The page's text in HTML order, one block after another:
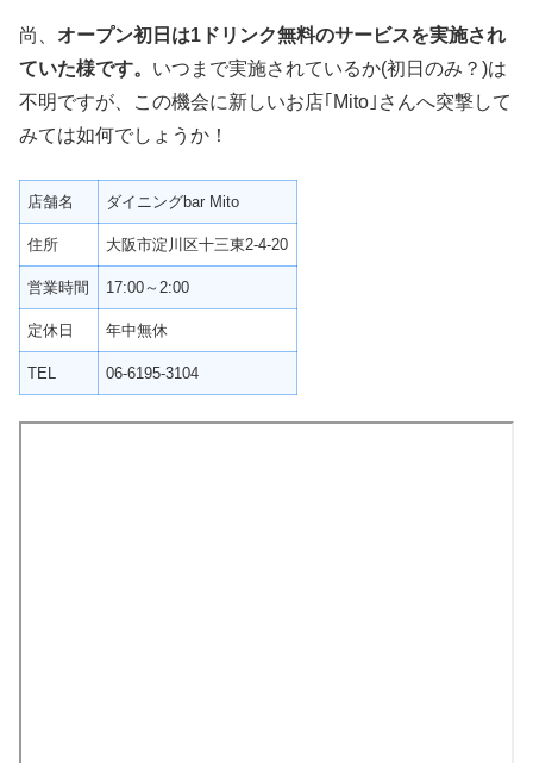
尚、 オープン初日は1ドリンク無料のサービスを実施され
ていた様です。 いつまで実施されているか(初日のみ？)は
不明ですが、この機会に新しいお店｢Mito｣さんへ突撃して
みては如何でしょうか！
店舗名 ダイニングbar Mito
住所 大阪市淀川区十三東2-4-20
営業時間 17:00～2:00
定休日 年中無休
TEL 06-6195-3104